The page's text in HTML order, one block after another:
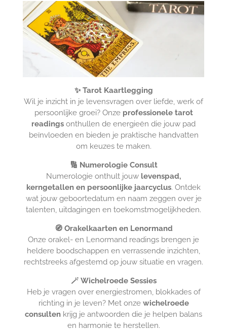
✨ Tarot Kaartlegging
Wil je inzicht in je levensvragen over liefde, werk of
persoonlijke groei? Onze professionele tarot
readings onthullen de energieën die jouw pad
beïnvloeden en bieden je praktische handvatten
om keuzes te maken.
🔢 Numerologie Consult
Numerologie onthult jouw levenspad,
kerngetallen en persoonlijke jaarcyclus. Ontdek
wat jouw geboortedatum en naam zeggen over je
talenten, uitdagingen en toekomstmogelijkheden.
🧭 Orakelkaarten en Lenormand
Onze orakel- en Lenormand readings brengen je
heldere boodschappen en verrassende inzichten,
rechtstreeks afgestemd op jouw situatie en vragen.
🪄 Wichelroede Sessies
Heb je vragen over energiestromen, blokkades of
richting in je leven? Met onze wichelroede
consulten krijg je antwoorden die je helpen balans
en harmonie te herstellen.